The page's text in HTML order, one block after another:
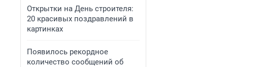
Открытки на День строителя:
20 красивых поздравлений в
картинках
Появилось рекордное
количество сообщений об